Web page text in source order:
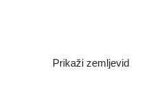
Prikaži zemljevid